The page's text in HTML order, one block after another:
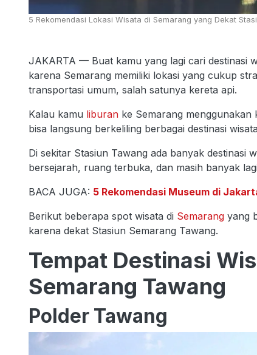
5 Rekomendasi Lokasi Wisata di Semarang yang Dekat
JAKARTA — Buat kamu yang lagi cari destinasi
karena Semarang memiliki lokasi yang cukup
transportasi umum, salah satunya kereta api.
Kalau kamu liburan ke Semarang
bisa langsung berkeliling berbagai destinasi
Di sekitar Stasiun Tawang ada banyak destinasi
bersejarah, ruang terbuka, dan masih banyak
BACA JUGA: 5 Rekomendasi Museum di
Berikut beberapa spot wisata di Semarang yang
karena dekat Stasiun Semarang Tawang.
Tempat Destinasi
Semarang Tawang
Polder Tawang